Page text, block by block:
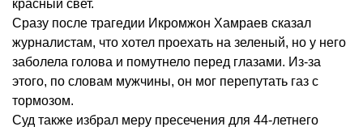
красный свет.
Сразу после трагедии Икромжон Хамраев сказал
журналистам, что хотел проехать на зеленый, но у него
заболела голова и помутнело перед глазами. Из-за
этого, по словам мужчины, он мог перепутать газ с
тормозом.
Суд также избрал меру пресечения для 44-летнего